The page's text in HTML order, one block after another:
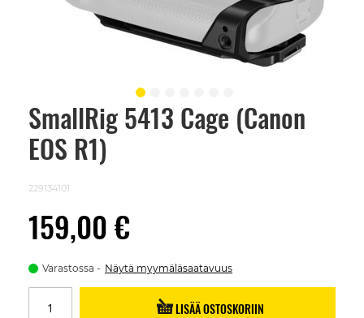
SmallRig 5413 Cage (Canon
EOS R1)
229134101
159,00 €
Varastossa Näytä myymäläsaatavuus
LISÄÄ OSTOSKORIIN
Skip
beginning
images